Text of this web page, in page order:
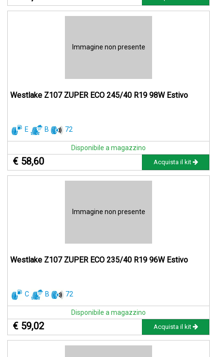
Immagine non presente
Westlake Z107 ZUPER ECO 245/40 R19 98W Estivo
E B 72
Disponibile a magazzino
€ 58,60 Acquista il kit
Immagine non presente
Westlake Z107 ZUPER ECO 235/40 R19 96W Estivo
C B 72
Disponibile a magazzino
€ 59,02 Acquista il kit